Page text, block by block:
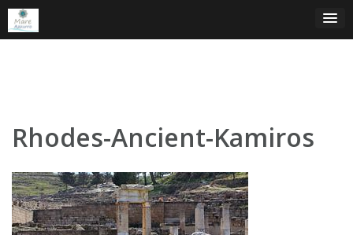
Skip
content
Rhodes-Ancient-Kamiros